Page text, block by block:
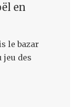
en
le bazar
jeu des